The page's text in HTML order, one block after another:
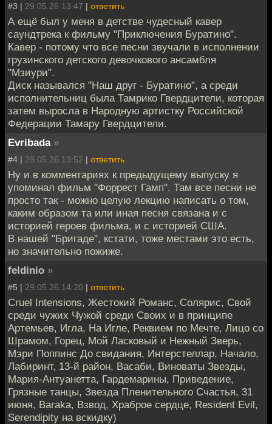
#3 | 29.05.26 13:47 | ответить
А ещё был у меня в детстве чудесный кавер
саундтрека к фильму "Приключения Буратино".
Кавер - потому что все песни звучали в исполнении
грузинского детского девочкового ансамбля
"Мзиури".
Диск назывался "Наш друг - Буратино", а среди
исполнительниц была Тамрико Гвердцители, которая
затем выросла в Народную артистку Российской
Федерации Тамару Гвердцители.
Evribada »
#4 | 29.05.26 13:52 | ответить
Ну и в комментариях к предыдущему выпуску я
упоминал фильм "Форрест Гамп". Там все песни не
просто так - можно целую лекцию написать о том,
каким образом та или иная песня связана и с
историей героев фильма, и с историей США.
В нашей "Бригаде", кстати, тоже местами это есть,
но значительно пожиже.
feldinio »
#5 | 29.05.26 14:20 | ответить
Cruel Intensions, Жестокий Романс, Солярис, Свой
среди чужих Чужой среди Своих и в принципе
Артемьев, Игла, На Игле, Реквием по Мечте, Лицо со
Шрамом, Горец, Мой Ласковый и Нежный Зверь,
Мэри Поппинс До свидания, Интерстеллар, Начало,
Лабиринт, 13-й район, Васаби, Виноваты Звезды,
Мария-Антуанетта, Гардемарины, Приведение,
Грязные танцы, Звезда Пленительного Счастья, 31
июня, Baraka, Взвод, Храброе сердце, Resident Evil,
Serendipity на вскидку)